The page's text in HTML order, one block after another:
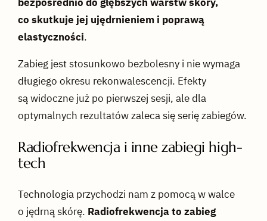
co skutkuje jej ujędrnieniem i poprawą
elastyczności.
Zabieg jest stosunkowo bezbolesny i nie wymaga
długiego okresu rekonwalescencji. Efekty
są widoczne już po pierwszej sesji, ale dla
optymalnych rezultatów zaleca się serię zabiegów.
Radiofrekwencja i inne zabiegi high-
tech
Technologia przychodzi nam z pomocą w walce
o jędrną skórę. Radiofrekwencja to zabieg